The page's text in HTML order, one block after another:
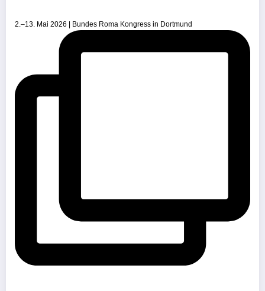
2.–13. Mai 2026 | Bundes Roma Kongress in Dortmund